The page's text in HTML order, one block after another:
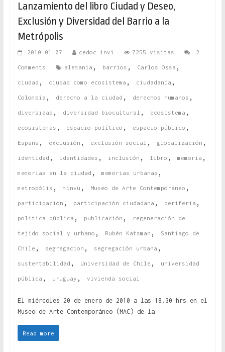
Lanzamiento del libro Ciudad y Deseo,
Exclusión y Diversidad del Barrio a la
Metrópolis
2010-01-07 cedoc invi 7255 visitas 2
Comments alemania , barrios , Carlos Ossa ,
ciudad , ciudad como ecosistema , ciudadanía ,
Colombia , derecho a la ciudad , derechos humanos ,
diversidad , diversidad biocultural , ecosistema ,
ecosistemas , espacio político , espacio público ,
España , exclusión , exclusión social , globalización ,
identidad , identidades , inclusión , libro , memoria ,
memorias en la ciudad , memorias urbanas ,
metropólis , minvu , Museo de Arte Contemporáneo ,
participación , participación ciudadana , periferia ,
política pública , publicación , regeneración de
tejido social y urbano , Rubén Katsman , Santiago de
Chile , segregacion , segregación urbana ,
sustentabilidad , Universidad de Chile , universidad
pública , Uruguay , vivienda social
El miércoles 20 de enero de 2010 a las 18.30 hrs en el
Museo de Arte Contemporáneo (MAC) de la
Read more